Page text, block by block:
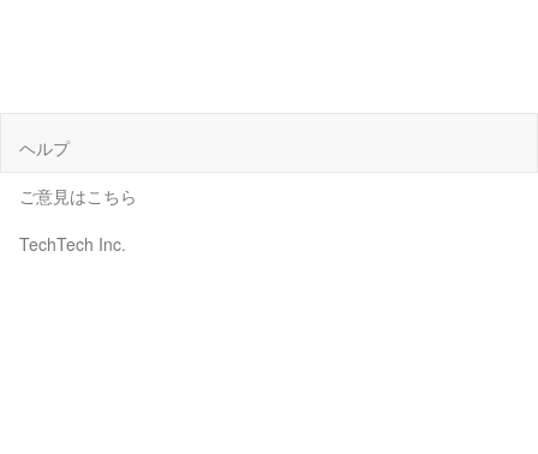
ヘルプ
ご意見はこちら
TechTech Inc.